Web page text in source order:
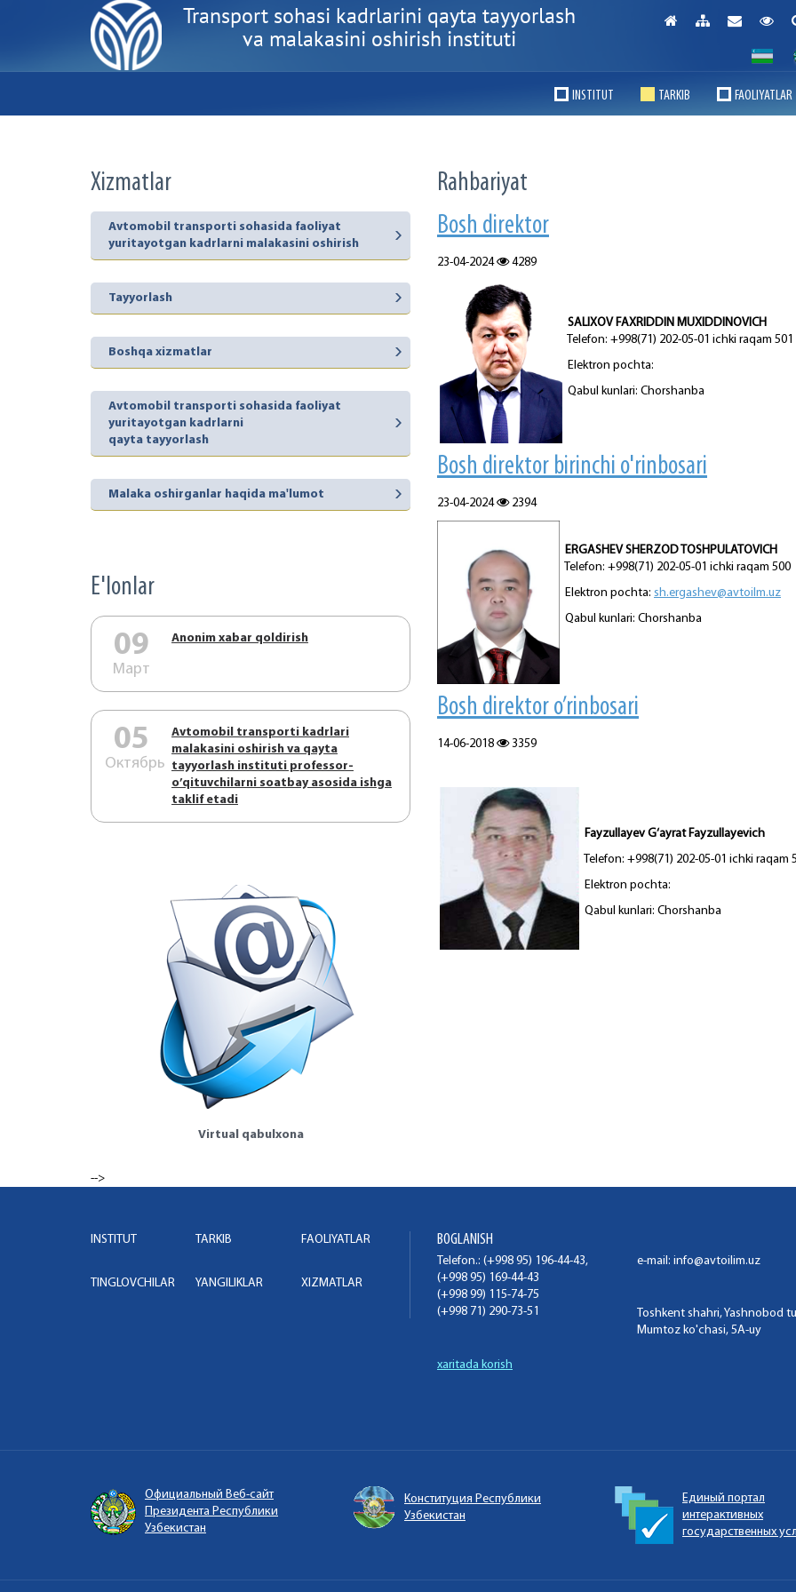
Transport sohasi kadrlarini qayta tayyorlash
va malakasini oshirish instituti
INSTITUT TARKIB FAOLIYATLAR
Xizmatlar
Avtomobil transporti sohasida faoliyat
yuritayotgan kadrlarni malakasini oshirish
Tayyorlash
Boshqa xizmatlar
Avtomobil transporti sohasida faoliyat
yuritayotgan kadrlarni
qayta tayyorlash
Malaka oshirganlar haqida ma'lumot
E'lonlar
09
Март
Аnonim xabar qoldirish
05
Октябрь
Аvtоmоbil trаnspоrti kаdrlаri
mаlаkаsini оshirish vа qаytа
tаyyorlаsh instituti prоfеssоr-
o’qituvchilаrni sоаtbаy аsоsidа ishgа
tаklif etаdi
Virtual qabulxona
Rahbariyat
Bosh direktor
23-04-2024 4289
SALIXOV FAXRIDDIN MUXIDDINOVICH
Telefon: +998(71) 202-05-01 ichki raqam 501
Elektron pochta:
Qabul kunlari: Chorshanba
Bosh direktor birinchi o'rinbosari
23-04-2024 2394
ERGASHEV SHERZOD TOSHPULATOVICH
Telefon: +998(71) 202-05-01 ichki raqam 500
Elektron pochta: sh.ergashev@avtoilm.uz
Qabul kunlari: Chorshanba
Bosh direktor o’rinbosari
14-06-2018 3359
Fayzullayev G‘ayrat Fayzullayevich
Telefon: +998(71) 202-05-01 ichki raqam
Elektron pochta:
Qabul kunlari: Chorshanba
-->
INSTITUT TARKIB FAOLIYATLAR
TINGLOVCHILAR YANGILIKLAR XIZMATLAR
BOGLANISH
Telefon.: (+998 95) 196-44-43,
(+998 95) 169-44-43
(+998 99) 115-74-75
(+998 71) 290-73-51
e-mail: info@avtoilim.uz
Toshkent shahri, Yashnobod
Mumtoz ko'chasi, 5A-uy
xaritada korish
Официальный Веб-сайт
Президента Республики
Узбекистан
Конституция Республики
Узбекистан
Единый портал
интерактивных
государственных